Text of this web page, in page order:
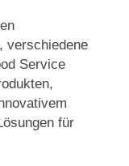
verschiedene
Service
für